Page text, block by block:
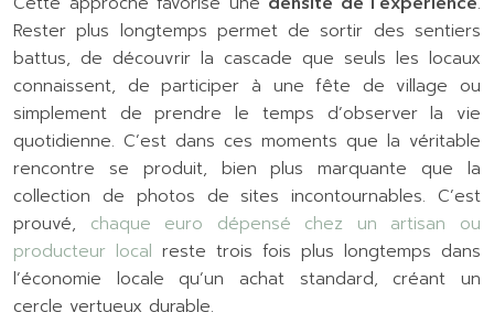
Rester plus longtemps permet de sortir des sentiers
battus, de découvrir la cascade que seuls les locaux
connaissent, de participer à une fête de village ou
simplement de prendre le temps d’observer la vie
quotidienne. C’est dans ces moments que la véritable
rencontre se produit, bien plus marquante que la
collection de photos de sites incontournables. C’est
prouvé, chaque euro dépensé chez un artisan ou
producteur local reste trois fois plus longtemps dans
l’économie locale qu’un achat standard, créant un
cercle vertueux durable.